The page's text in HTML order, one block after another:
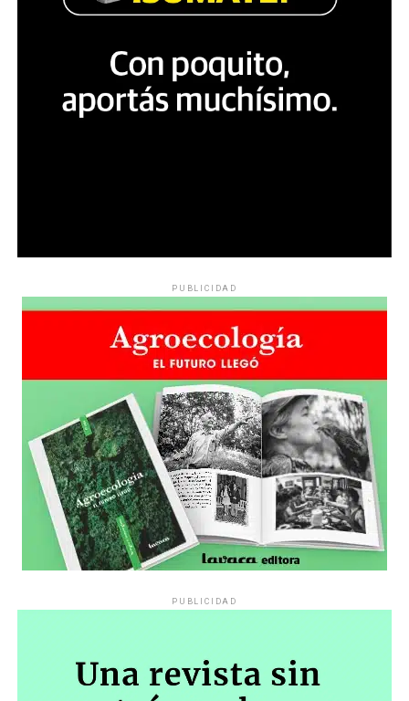
PUBLICIDAD
PUBLICIDAD